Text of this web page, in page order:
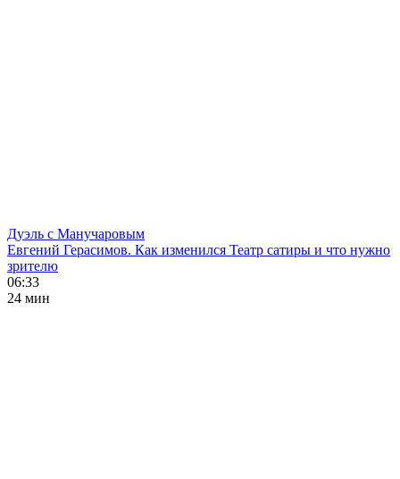
Дуэль с Манучаровым
Евгений Герасимов. Как изменился Театр сатиры и что нужно
зрителю
06:33
24 мин